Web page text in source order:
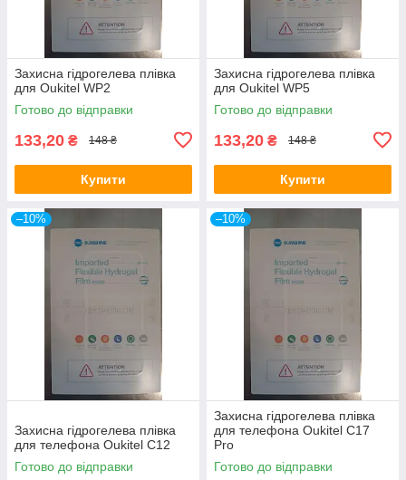
Захисна гідрогелева плівка
для Oukitel WP2
Готово до відправки
133,20 ₴ 148 ₴
Купити
Захисна гідрогелева плівка
для Oukitel WP5
Готово до відправки
133,20 ₴ 148 ₴
Купити
–10%
Захисна гідрогелева плівка
для телефона Oukitel C12
Готово до відправки
–10%
Захисна гідрогелева плівка
для телефона Oukitel C17
Pro
Готово до відправки